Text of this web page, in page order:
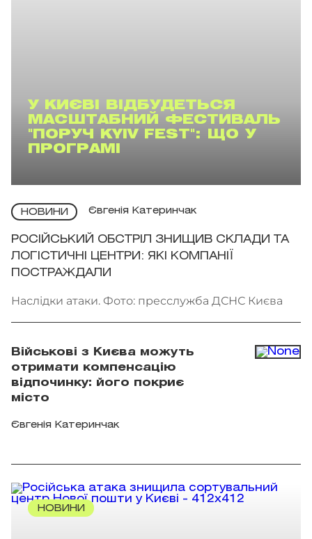
У КИЄВІ ВІДБУДЕТЬСЯ
МАСШТАБНИЙ ФЕСТИВАЛЬ
"ПОРУЧ KYIV FEST": ЩО У
ПРОГРАМІ
НОВИНИ Євгенія Катеринчак
РОСІЙСЬКИЙ ОБСТРІЛ ЗНИЩИВ СКЛАДИ ТА
ЛОГІСТИЧНІ ЦЕНТРИ: ЯКІ КОМПАНІЇ
ПОСТРАЖДАЛИ
Наслідки атаки. Фото: пресслужба ДСНС Києва
Військові з Києва можуть
отримати компенсацію
відпочинку: його покриє
місто
Євгенія Катеринчак
НОВИНИ